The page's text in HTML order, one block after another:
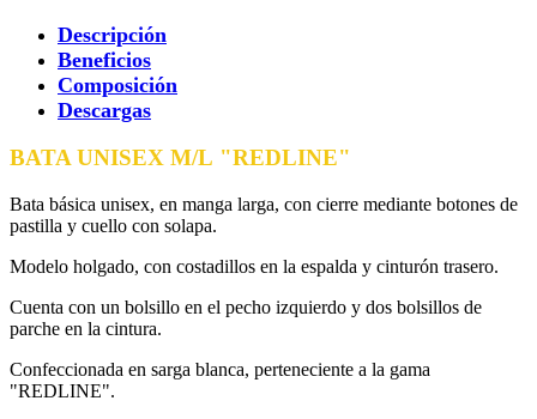
Descripción
Beneficios
Composición
Descargas
BATA UNISEX M/L "REDLINE"
Bata básica unisex, en manga larga, con cierre mediante botones de
pastilla y cuello con solapa.
Modelo holgado, con costadillos en la espalda y cinturón trasero.
Cuenta con un bolsillo en el pecho izquierdo y dos bolsillos de
parche en la cintura.
Confeccionada en sarga blanca, perteneciente a la gama
"REDLINE".